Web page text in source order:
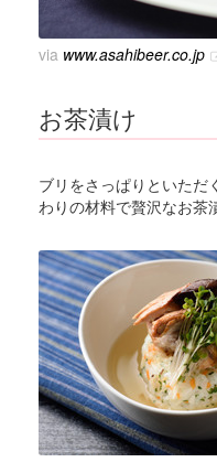
via www.asahibeer.co.jp
お茶漬け
ブリをさっぱりといただ
わりの材料で贅沢なお茶